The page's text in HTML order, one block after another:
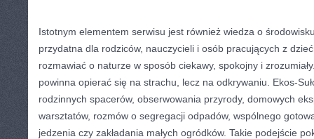
Istotnym elementem serwisu jest również wiedza o
przydatna dla rodziców, nauczycieli i osób pracujących z
rozmawiać o naturze w sposób ciekawy, spokojny i
powinna opierać się na strachu, lecz na odkrywaniu. Ekos-
rodzinnych spacerów, obserwowania przyrody, domowych
warsztatów, rozmów o segregacji odpadów, wspólnego
jedzenia czy zakładania małych ogródków. Takie podejście